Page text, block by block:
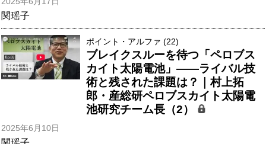
関瑶子
ポイント・アルファ (22)
ブレイクスルーを待つ「ペロブス
カイト太陽電池」――ライバル技
術と残された課題は？｜村上拓
郎・産総研ペロブスカイト太陽電
池研究チーム長（2）
2025年6月10日